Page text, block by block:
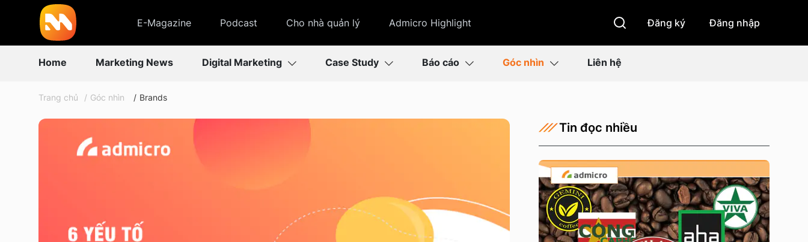
E-Magazine Podcast Cho nhà quản lý Admicro Highlight Đăng ký Đăng nhập
Home Marketing News Digital Marketing Case Study Báo cáo Góc nhìn Liên hệ
Trang chủ Góc nhìn Brands
Tin đọc nhiều